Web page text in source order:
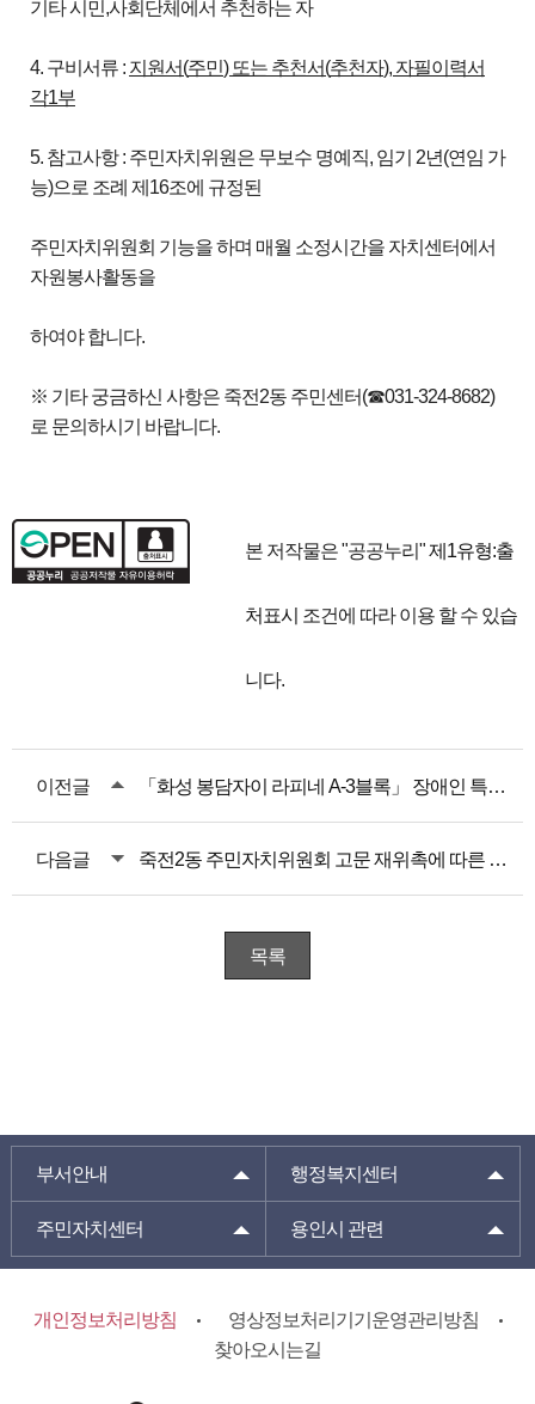
기타 시민,사회단체에서 추천하는 자
4. 구비서류 : 지원서(주민) 또는 추천서(추천자), 자필이력서
각1부
5. 참고사항 : 주민자치위원은 무보수 명예직, 임기 2년(연임 가
능)으로 조례 제16조에 규정된
주민자치위원회 기능을 하며 매월 소정시간을 자치센터에서
자원봉사활동을
하여야 합니다.
※ 기타 궁금하신 사항은 죽전2동 주민센터(☎031-324-8682)
로 문의하시기 바랍니다.
본 저작물은 "공공누리"제1유형:출
처표시 조건에 따라 이용 할 수 있습
니다.
이전글 「화성 봉담자이 라피네 A-3블록」 장애인 특별공급 추가접수 안내
다음글 죽전2동 주민자치위원회 고문 재위촉에 따른 인적사항 공고
목록
부서안내 행정복지센터
주민자치센터 용인시 관련
개인정보처리방침
영상정보처리기기운영관리방침
찾아오시는길